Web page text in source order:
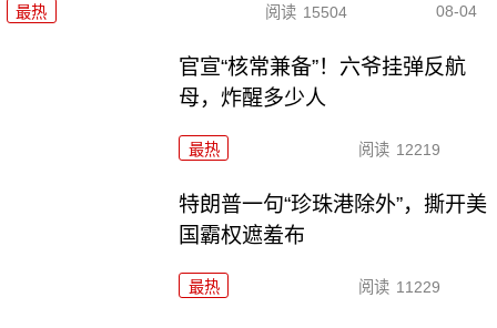
最热 阅读 15504 08-04
官宣“核常兼备”！六爷挂弹反航
母，炸醒多少人
最热 阅读 12219
特朗普一句“珍珠港除外”，撕开美
国霸权遮羞布
最热 阅读 11229